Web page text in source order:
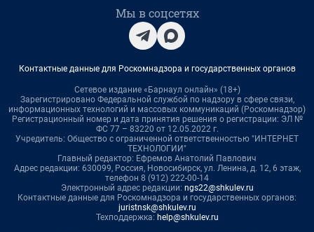
Мы в соцсетях
Контактные данные для Роскомнадзора и государственных органов
Сетевое издание «Барнаул онлайн» (18+)
Зарегистрировано Федеральной службой по надзору в сфере связи,
информационных технологий и массовых коммуникаций (Роскомнадзор)
Регистрационный номер и дата принятия решения о регистрации: ЭЛ №
ФС 77 – 83220 от 12.05.2022 г.
Учредитель: Общество с ограниченной ответственностью "ИНТЕРНЕТ
ТЕХНОЛОГИИ"
Главный редактор: Ефремов Анатолий Павлович
Адрес редакции: 630099, Россия, Новосибирск, ул. Ленина, д. 12, 6 этаж,
телефон 8 (912) 222-00-14
Электронный адрес редакции: ngs22@shkulev.ru
Контактные данные для Роскомнадзора и государственных органов:
juristnsk@shkulev.ru
Техподдержка: help@shkulev.ru